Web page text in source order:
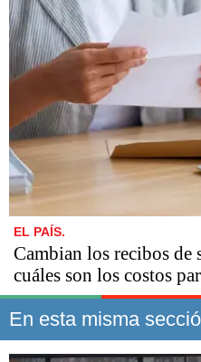
EL PAÍS.
Cambian los recibos de
cuáles son los costos
En esta misma